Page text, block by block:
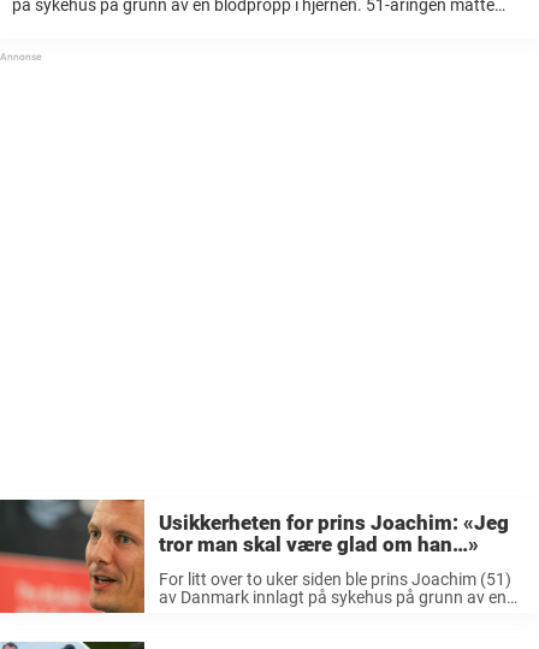
på sykehus på grunn av en blodpropp i hjernen. 51-åringen måtte
Usikkerheten for prins Joachim: «Jeg
tror man skal være glad om han…»
For litt over to uker siden ble prins Joachim (51)
av Danmark innlagt på sykehus på grunn av en